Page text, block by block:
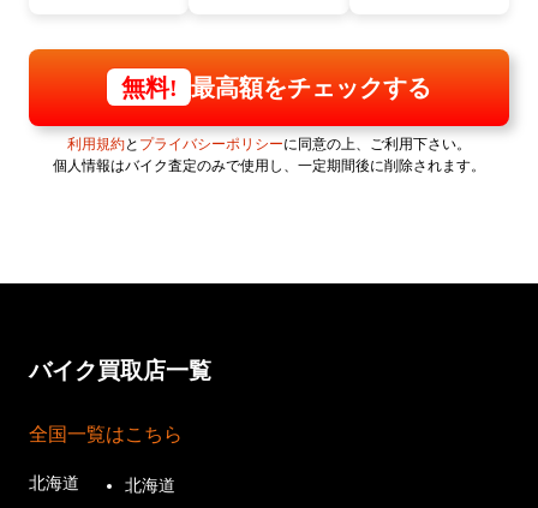
無料! 最高額をチェックする
利用規約と プライバシーポリシーに同意の上、ご利用下さい。
個人情報はバイク査定のみで使用し、一定期間後に削除されます。
バイク買取店一覧
全国一覧はこちら
北海道
北海道